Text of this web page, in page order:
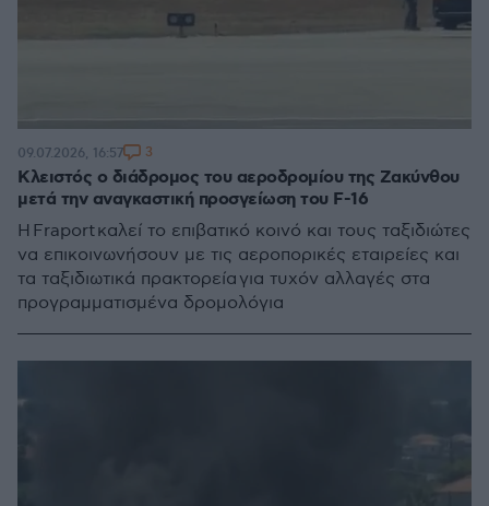
Κλειστός ο διάδρομος του αεροδρομίου της Ζακύνθου
μετά την αναγκαστική προσγείωση του F-16
Η Fraport καλεί το επιβατικό κοινό και τους ταξιδιώτες
να επικοινωνήσουν με τις αεροπορικές εταιρείες και
τα ταξιδιωτικά πρακτορεία για τυχόν αλλαγές στα
προγραμματισμένα δρομολόγια
09.07.2026, 16:57 3